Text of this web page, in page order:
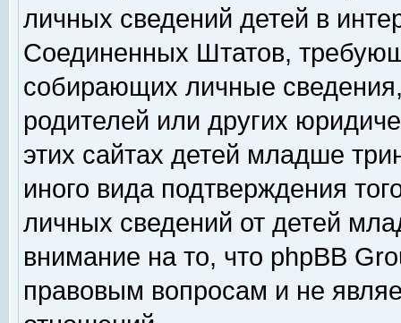
личных сведений детей в
Соединенных Штатов,
собирающих личные
родителей или других
этих сайтах детей младше
иного вида подтверждения
личных сведений от детей
внимание на то, что phpBB
правовым вопросам и не